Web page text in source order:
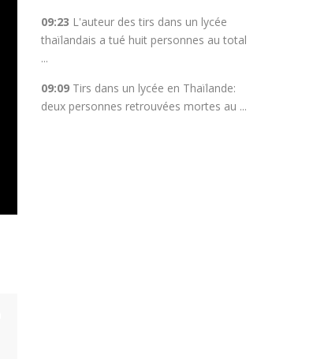
09:23 L'auteur des tirs dans un lycée
thaïlandais a tué huit personnes au total
...
09:09 Tirs dans un lycée en Thaïlande:
deux personnes retrouvées mortes au ...